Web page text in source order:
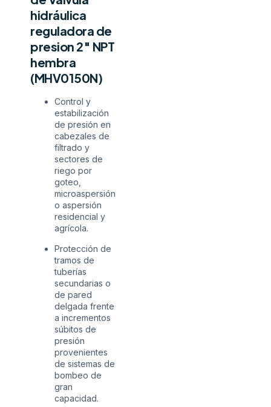
hidráulica
reguladora de
presion 2″ NPT
hembra
(MHV0150N)
Control y
estabilización
de presión en
cabezales de
filtrado y
sectores de
riego por
goteo,
microaspersión
o aspersión
residencial y
agrícola.
Protección de
tramos de
tuberías
secundarias o
de pared
delgada frente
a incrementos
súbitos de
presión
provenientes
de sistemas de
bombeo de
gran
capacidad.